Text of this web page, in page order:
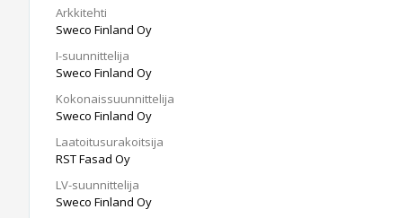
Arkkitehti
Sweco Finland Oy
I-suunnittelija
Sweco Finland Oy
Kokonaissuunnittelija
Sweco Finland Oy
Laatoitusurakoitsija
RST Fasad Oy
LV-suunnittelija
Sweco Finland Oy